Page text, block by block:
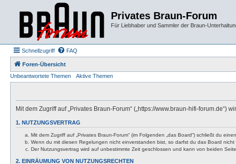
Privates Braun-Forum
Für Liebhaber und Sammler der Braun-
Schnellzugriff FAQ
Foren-Übersicht
Unbeantwortete Themen
Aktive Themen
Mit dem Zugriff auf „Privates Braun-Forum“ („https://www.braun-hifi-
1. NUTZUNGSVERTRAG
Mit dem Zugriff auf „Privates Braun-Forum“ (im Folgenden „das Board“) schließt du
Wenn du mit diesen Regelungen nicht einverstanden bist, so darfst du das Board
Der Nutzungsvertrag wird auf unbestimmte Zeit geschlossen und kann von beiden
2. EINRÄUMUNG VON NUTZUNGSRECHTEN